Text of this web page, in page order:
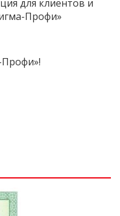
для клиентов и
Профи»
Профи»!